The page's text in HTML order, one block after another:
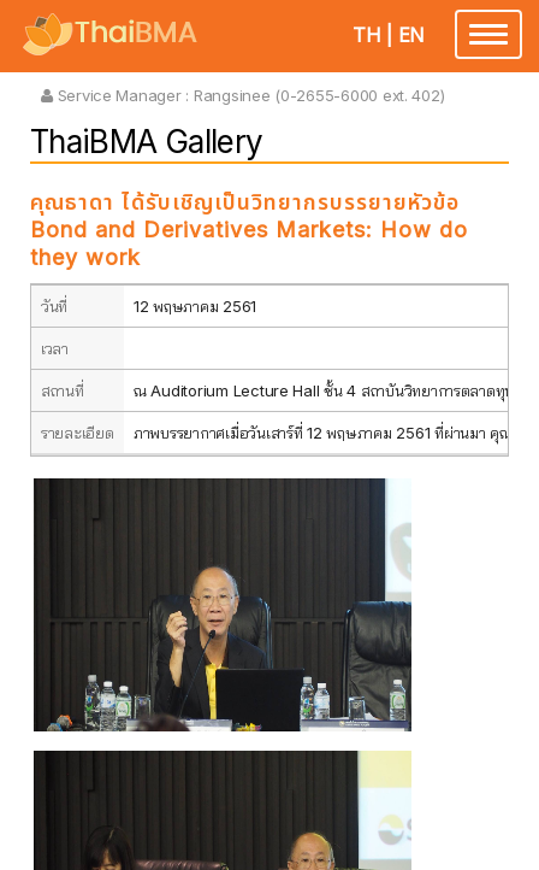
Toggle
TH EN
Service Manager : Rangsinee (0-2655-6000 ext. 402)
ThaiBMA Gallery
คุณธาดา ได้รับเชิญเป็นวิทยากรบรรยายหัวข้อ
Bond and Derivatives Markets: How do
they work
วันที่ 12 พฤษภาคม 2561
เวลา
สถานที่ ณ Auditorium Lecture Hall ชั้น 4 สถาบันวิทยาการตลาดทุน
รายละเอียด ภาพบรรยากาศเมื่อวันเสาร์ที่ 12 พฤษภาคม 2561 ที่ผ่านมา คุณ